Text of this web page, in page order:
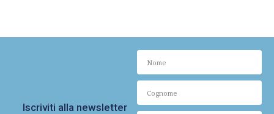
Iscriviti alla newsletter